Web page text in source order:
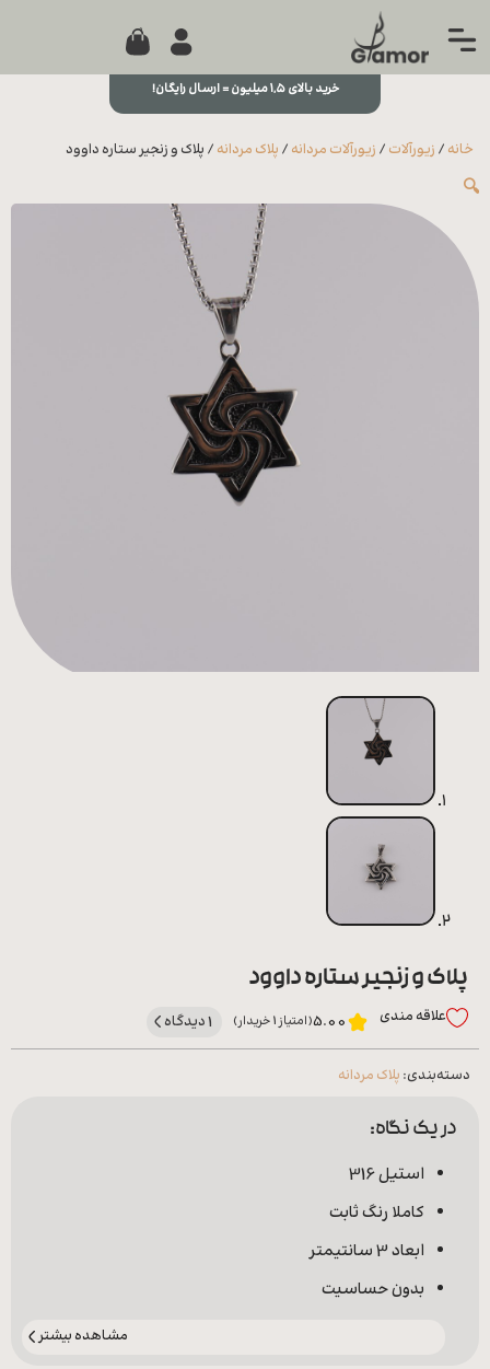
جستجو...
مجله
تماس
با ما
0
خرید بالای ۱,۵ میلیون = ارسال رایگان!
خانه / زیورآلات / زیورآلات مردانه / پلاک مردانه / پلاک و زنجیر ستاره داوود
🔍
پلاک و زنجیر ستاره داوود
علاقه‌ مندی 5.00(امتیاز 1 خریدار) 1 دیدگاه
دسته‌بندی: پلاک مردانه
در یک نگاه:
استیل 316
کاملا رنگ ثابت
ابعاد 3 سانتیمتر
بدون حساسیت
مشاهده بیشتر